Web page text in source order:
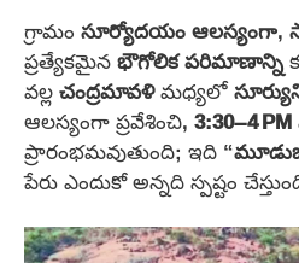
గ్రామంసూర్యోదయంఆలస్యంగా,
ప్రత్యేకమైనభౌగోలిక పరిమాణాన్ని
వల్లచంద్రమావళిమధ్యలో
ఆలస్యంగా ప్రవేశించి,3:30–4 PM
ప్రారంభమవుతుంది; ఇది “
పేరు ఎందుకో అన్నది స్పష్టం